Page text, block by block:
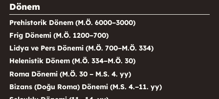
Dönem
Prehistorik Dönem (M.Ö. 6000–3000)
Frig Dönemi (M.Ö. 1200–700)
Lidya ve Pers Dönemi (M.Ö. 700–M.Ö. 334)
Helenistik Dönem (M.Ö. 334–M.Ö. 30)
Roma Dönemi (M.Ö. 30 – M.S. 4. yy)
Bizans (Doğu Roma) Dönemi (M.S. 4.–11. yy)